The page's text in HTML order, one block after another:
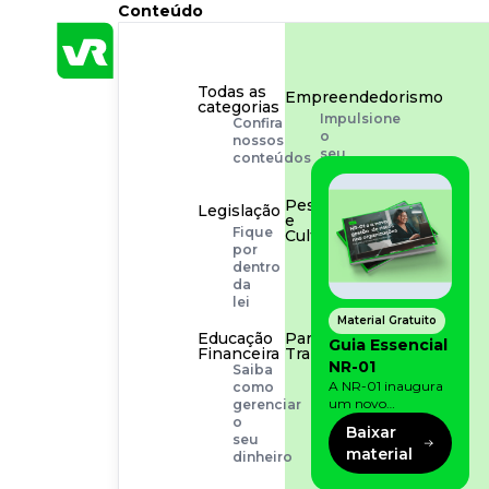
Conteúdo
Todas as
categorias
Confira
nossos
conteúdos
Empreendedorismo
Impulsione
o
seu
negócio
Legislação
Fique
por
dentro
da
lei
Pessoas
e
Cultura
Aprimore
cultura
organizacional
Educação
Financeira
Saiba
como
gerenciar
o
seu
dinheiro
Para o
Trabalhador
Tudo
para
facilitar
rotina
Material Gratuito
Guia Essencial
NR-01
A NR-01 inaugura
um novo
momento na
prevenção de riscos:
agora, além dos
fatores físicos e
Baixar
material